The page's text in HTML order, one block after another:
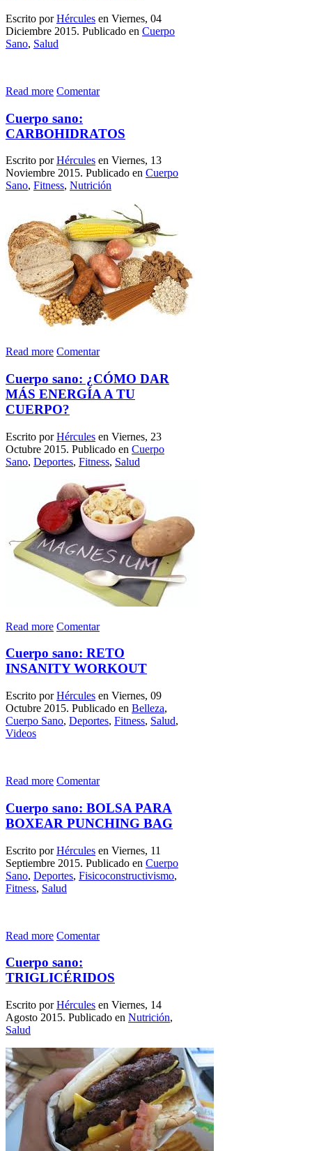
Escrito porHércules en Viernes, 04
Diciembre 2015. Publicado en Cuerpo
Sano, Salud
Read more Comentar
Cuerpo sano:
CARBOHIDRATOS
Escrito porHércules en Viernes, 13
Noviembre 2015. Publicado en Cuerpo
Sano, Fitness, Nutrición
Read more Comentar
Cuerpo sano: ¿CÓMO DAR
MÁS ENERGÍA A TU
CUERPO?
Escrito porHércules en Viernes, 23
Octubre 2015. Publicado en Cuerpo
Sano, Deportes, Fitness, Salud
Read more Comentar
Cuerpo sano: RETO
INSANITY WORKOUT
Escrito porHércules en Viernes, 09
Octubre 2015. Publicado en Belleza,
Cuerpo Sano, Deportes, Fitness, Salud,
Videos
Read more Comentar
Cuerpo sano: BOLSA PARA
BOXEAR PUNCHING BAG
Escrito porHércules en Viernes, 11
Septiembre 2015. Publicado en Cuerpo
Sano, Deportes, Fisicoconstructivismo,
Fitness, Salud
Read more Comentar
Cuerpo sano:
TRIGLICÉRIDOS
Escrito porHércules en Viernes, 14
Agosto 2015. Publicado en Nutrición,
Salud